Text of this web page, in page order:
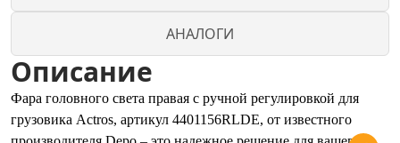
АНАЛОГИ
Описание
Фара головного света правая с ручной регулировкой для
грузовика Actros, артикул 4401156RLDE, от известного